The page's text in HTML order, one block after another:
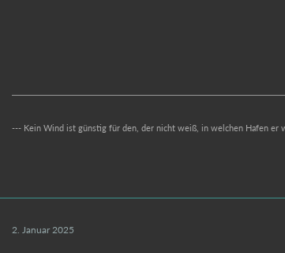
--- Kein Wind ist günstig für den, der nicht weiß, in welchen Hafen er
2. Januar 2025